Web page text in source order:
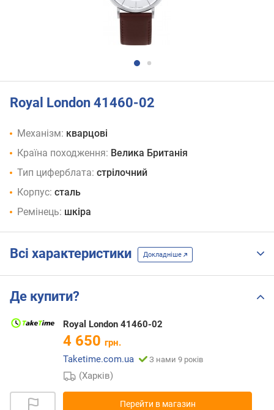
Royal London 41460-02
Механізм: кварцові
Країна походження: Велика Британія
Тип циферблата: стрілочний
Корпус: сталь
Ремінець: шкіра
Всі характеристики Докладніше
Де купити?
Royal London 41460-02
4 650 грн.
Taketime.com.ua
З нами 9 років
(Харків)
Перейти в магазин